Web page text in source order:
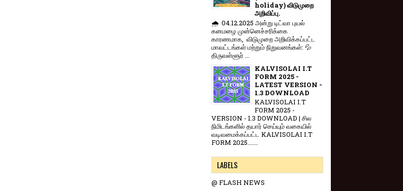
holiday) விடுமுறை
அறிவிப்பு.
🌧️ 04.12.2025 அன்று டிட்வா புயல்
கனமழை முன்னெச்சரிக்கை
காரணமாக, விடுமுறை அறிவிக்கப்பட்ட
மாவட்டங்கள் மற்றும் நிறுவனங்கள்: 💦
திருவள்ளூர் ...
KALVISOLAI I.T
FORM 2025 -
LATEST VERSION -
1.3 DOWNLOAD
KALVISOLAI I.T
FORM 2025 -
VERSION - 1.3 DOWNLOAD | சில
நிமிடங்களில் தயார் செய்யும் வகையில்
வடிவமைக்கப்பட்ட KALVISOLAI I.T
FORM 2025.......
LABELS
@ FLASH NEWS